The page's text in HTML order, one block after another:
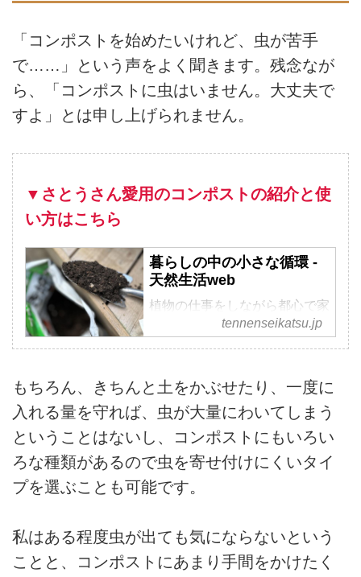
「コンポストを始めたいけれど、虫が苦手
で……」という声をよく聞きます。残念なが
ら、「コンポストに虫はいません。大丈夫で
すよ」とは申し上げられません。
▼さとうさん愛用のコンポストの紹介と使
い方はこちら
暮らしの中の小さな循環 -
天然生活web
植物の仕事をしながら都心で家
庭菜園を営む、フラワー＆グリ
合う暮らしのなかで実践する
「小さな循環」を紹介します。
tennenseikatsu.jp
もちろん、きちんと土をかぶせたり、一度に
入れる量を守れば、虫が大量にわいてしまう
ということはないし、コンポストにもいろい
ろな種類があるので虫を寄せ付けにくいタイ
プを選ぶことも可能です。
私はある程度虫が出ても気にならないという
ことと、コンポストにあまり手間をかけたく